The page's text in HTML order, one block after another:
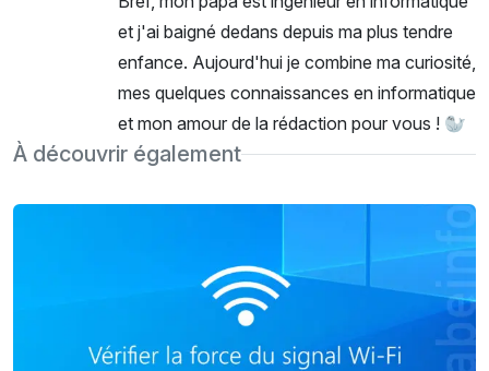
et j'ai baigné dedans depuis ma plus tendre
enfance. Aujourd'hui je combine ma curiosité,
mes quelques connaissances en informatique
et mon amour de la rédaction pour vous ! 🦭
À découvrir également